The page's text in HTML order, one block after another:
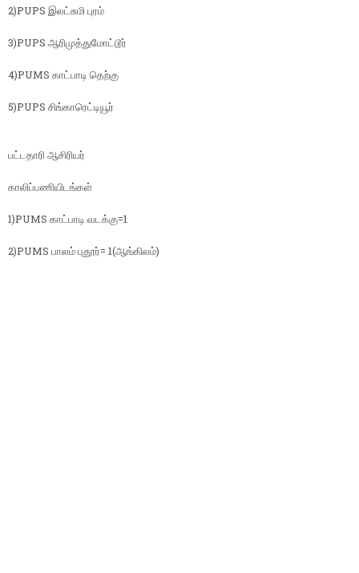
2)PUPS இலட்சுமி புரம்
3)PUPS ஆரிமுத்துமோட்டூர்
4)PUMS காட்பாடி தெற்கு
5)PUPS சிங்காரெட்டியூர்
பட்டதாரி ஆசிரியர்
காலிப்பணியிடங்கள்
1)PUMS காட்பாடி வடக்கு=1
2)PUMS பாலம் புதூர்= 1(ஆங்கிலம்)